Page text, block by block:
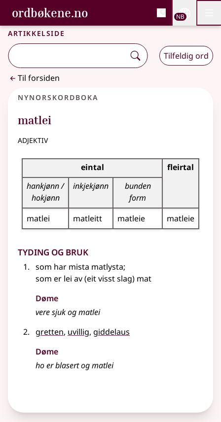
Gå til hovedinnhold
Tilgjengelighet
ordbøkene.no, Bokmålsordboka og
Bokmålsordboka og Nynorskordboka
NB
Artikkelside
Tilfeldig ord
Til forsiden
Nynorskordboka
matlei
adjektiv
Bøyningstabell for dette adjektivet
eintal
fleirtal
hankjønn /
hokjønn
inkjekjønn
bunden
form
matlei
matleitt matleie matleie
Tyding og bruk
som har mista matlysta;
som er lei av (eit visst slag) mat
Døme
vere sjuk og matlei
gretten, uvillig, giddelaus
Døme
ho er blasert og matlei